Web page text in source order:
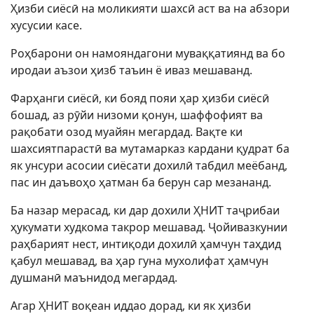
Ҳизби сиёсӣ на моликияти шахсӣ аст ва на абзори
хусусии касе.
Роҳбарони он намояндагони муваққатиянд ва бо
иродаи аъзои ҳизб таъин ё иваз мешаванд.
Фарҳанги сиёсӣ, ки бояд пояи ҳар ҳизби сиёсӣ
бошад, аз рӯйи низоми қонун, шаффофият ва
рақобати озод муайян мегардад. Вақте ки
шахсиятпарастӣ ва мутамарказ кардани қудрат ба
як унсури асосии сиёсати дохилӣ табдил меёбанд,
пас ин даъвоҳо ҳатман ба берун сар мезананд.
Ба назар мерасад, ки дар дохили ҲНИТ таҷрибаи
ҳукумати худкома такрор мешавад. Ҷойивазкунии
раҳбарият нест, интиқоди дохилӣ ҳамчун таҳдид
қабул мешавад, ва ҳар гуна мухолифат ҳамчун
душманӣ маънидод мегардад.
Агар ҲНИТ воқеан иддао дорад, ки як ҳизби